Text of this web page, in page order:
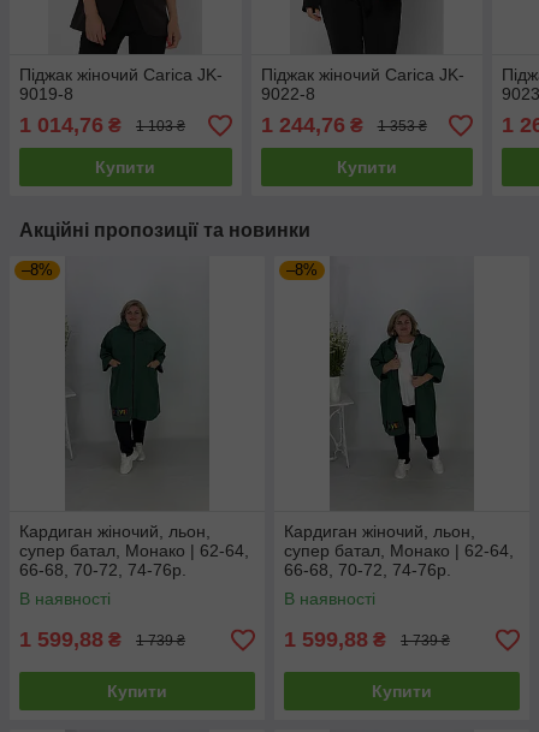
Піджак жіночий Carica JK-
9019-8
1 014,76 ₴ 1 103 ₴
Купити
Піджак жіночий Carica JK-
9022-8
1 244,76 ₴ 1 353 ₴
Купити
1
Акційні пропозиції та новинки
–8%
Кардиган жіночий, льон,
супер батал, Монако | 62-64,
66-68, 70-72, 74-76р.
В наявності
1 599,88 ₴ 1 739 ₴
Купити
–8%
Кардиган жіночий, льон,
супер батал, Монако | 62-64,
66-68, 70-72, 74-76р.
В наявності
1 599,88 ₴ 1 739 ₴
Купити